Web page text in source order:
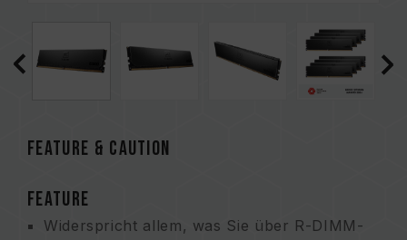
FEATURE & CAUTION
FEATURE
Widerspricht allem, was Sie über R-DIMM-